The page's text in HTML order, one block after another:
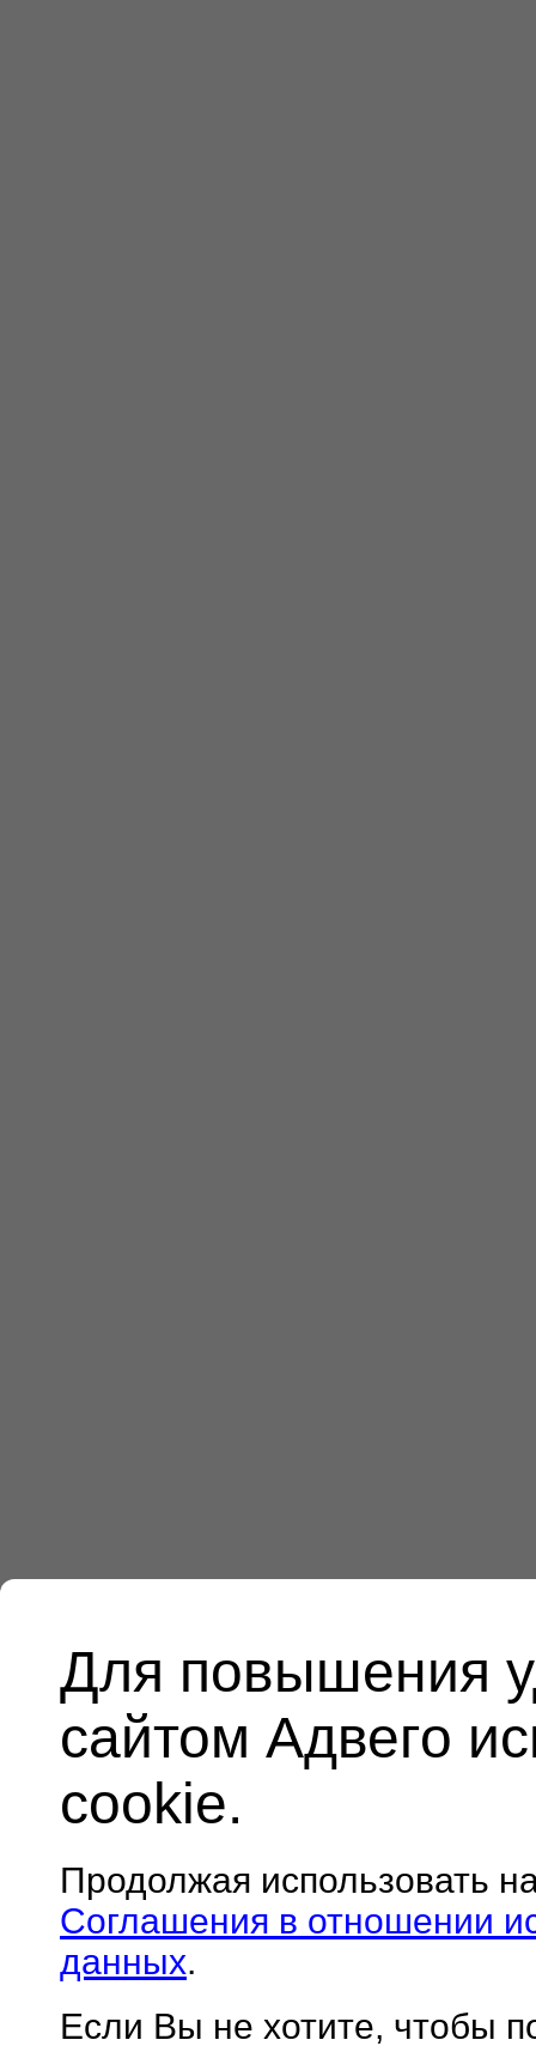
Для повышения
сайтом Адвего
cookie.
Продолжая использовать
Соглашения в отношении
данных.
Если Вы не хотите, чтобы